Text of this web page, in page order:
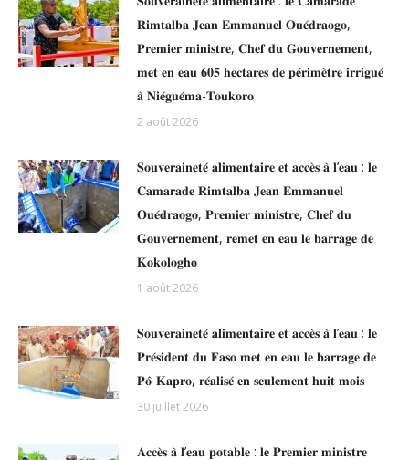
𝐑𝐢𝐦𝐭𝐚𝐥𝐛𝐚 𝐉𝐞𝐚𝐧 𝐄𝐦𝐦𝐚𝐧𝐮𝐞𝐥 𝐎𝐮𝐞́𝐝𝐫𝐚𝐨𝐠𝐨,
𝐏𝐫𝐞𝐦𝐢𝐞𝐫 𝐦𝐢𝐧𝐢𝐬𝐭𝐫𝐞, 𝐂𝐡𝐞𝐟 𝐝𝐮 𝐆𝐨𝐮𝐯𝐞𝐫𝐧𝐞𝐦𝐞𝐧𝐭,
𝐦𝐞𝐭 𝐞𝐧 𝐞𝐚𝐮 𝟔𝟎𝟓 𝐡𝐞𝐜𝐭𝐚𝐫𝐞𝐬 𝐝𝐞 𝐩𝐞́𝐫𝐢𝐦𝐞̀𝐭𝐫𝐞 𝐢𝐫𝐫𝐢𝐠𝐮𝐞́
𝐚̀ 𝐍𝐢𝐞́𝐠𝐮𝐞́𝐦𝐚-𝐓𝐨𝐮𝐤𝐨𝐫𝐨
2 août 2026
𝐒𝐨𝐮𝐯𝐞𝐫𝐚𝐢𝐧𝐞𝐭𝐞́ 𝐚𝐥𝐢𝐦𝐞𝐧𝐭𝐚𝐢𝐫𝐞 𝐞𝐭 𝐚𝐜𝐜𝐞̀𝐬 𝐚̀ 𝐥’𝐞𝐚𝐮 : 𝐥𝐞
𝐂𝐚𝐦𝐚𝐫𝐚𝐝𝐞 𝐑𝐢𝐦𝐭𝐚𝐥𝐛𝐚 𝐉𝐞𝐚𝐧 𝐄𝐦𝐦𝐚𝐧𝐮𝐞𝐥
𝐎𝐮𝐞́𝐝𝐫𝐚𝐨𝐠𝐨, 𝐏𝐫𝐞𝐦𝐢𝐞𝐫 𝐦𝐢𝐧𝐢𝐬𝐭𝐫𝐞, 𝐂𝐡𝐞𝐟 𝐝𝐮
𝐆𝐨𝐮𝐯𝐞𝐫𝐧𝐞𝐦𝐞𝐧𝐭, 𝐫𝐞𝐦𝐞𝐭 𝐞𝐧 𝐞𝐚𝐮 𝐥𝐞 𝐛𝐚𝐫𝐫𝐚𝐠𝐞 𝐝𝐞
𝐊𝐨𝐤𝐨𝐥𝐨𝐠𝐡𝐨
1 août 2026
𝐒𝐨𝐮𝐯𝐞𝐫𝐚𝐢𝐧𝐞𝐭𝐞́ 𝐚𝐥𝐢𝐦𝐞𝐧𝐭𝐚𝐢𝐫𝐞 𝐞𝐭 𝐚𝐜𝐜𝐞̀𝐬 𝐚̀ 𝐥’𝐞𝐚𝐮 : 𝐥𝐞
𝐏𝐫𝐞́𝐬𝐢𝐝𝐞𝐧𝐭 𝐝𝐮 𝐅𝐚𝐬𝐨 𝐦𝐞𝐭 𝐞𝐧 𝐞𝐚𝐮 𝐥𝐞 𝐛𝐚𝐫𝐫𝐚𝐠𝐞 𝐝𝐞
𝐏𝐨̂-𝐊𝐚𝐩𝐫𝐨, 𝐫𝐞́𝐚𝐥𝐢𝐬𝐞́ 𝐞𝐧 𝐬𝐞𝐮𝐥𝐞𝐦𝐞𝐧𝐭 𝐡𝐮𝐢𝐭 𝐦𝐨𝐢𝐬
30 juillet 2026
𝐀𝐜𝐜𝐞̀𝐬 𝐚̀ 𝐥’𝐞𝐚𝐮 𝐩𝐨𝐭𝐚𝐛𝐥𝐞 : 𝐥𝐞 𝐏𝐫𝐞𝐦𝐢𝐞𝐫 𝐦𝐢𝐧𝐢𝐬𝐭𝐫𝐞